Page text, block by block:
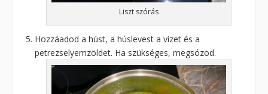
Liszt szórás
Hozzáadod a húst, a húslevest a vizet és a
petrezselyemzöldet. Ha szükséges, megsózod.